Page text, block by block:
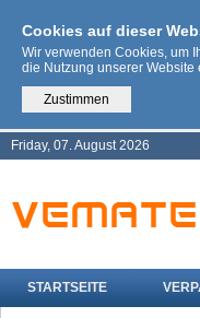
Cookies auf dieser
Wir verwenden Cookies, um
die Nutzung unserer
Zustimmen
Friday, 07. August 2026
STARTSEITE